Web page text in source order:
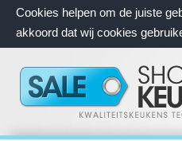
Cookies helpen om de juiste
akkoord dat wij cookies